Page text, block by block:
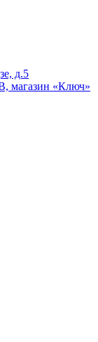
д.5
магазин «Ключ»